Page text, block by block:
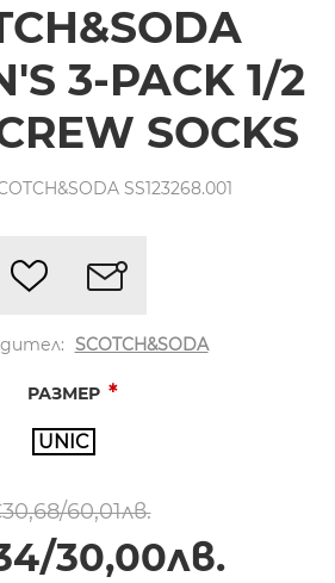
3-PACK 1/2
SOCKS
SS123268.001
SCOTCH&SODA
РАЗМЕР *
UNIC
60,01лв.
30,00лв.